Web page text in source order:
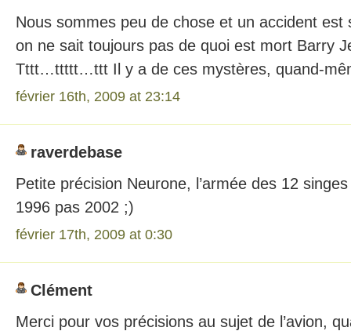
Nous sommes peu de chose et un accident
on ne sait toujours pas de quoi est mort Barry
Tttt…ttttt…ttt Il y a de ces mystères, quand-
février 16th, 2009 at 23:14
raverdebase
Petite précision Neurone, l’armée des 12
1996 pas 2002 ;)
février 17th, 2009 at 0:30
Clément
Merci pour vos précisions au sujet de l’avion,